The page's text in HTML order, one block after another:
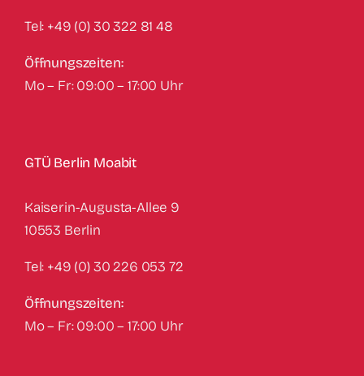
Tel: +49 (0) 30 322 81 48
Öffnungszeiten:
Mo – Fr: 09:00 – 17:00 Uhr
GTÜ Berlin Moabit
Kaiserin-Augusta-Allee 9
10553 Berlin
Tel: +49 (0) 30 226 053 72
Öffnungszeiten:
Mo – Fr: 09:00 – 17:00 Uhr